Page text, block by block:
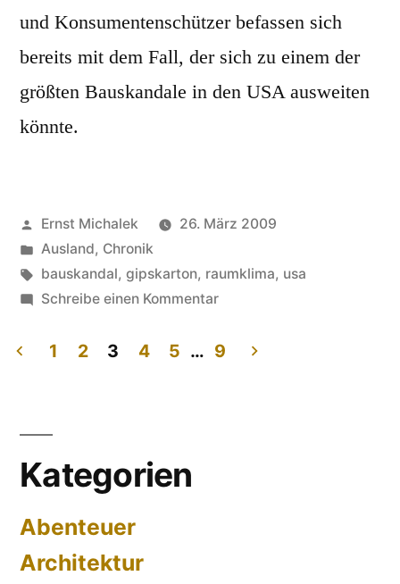
und Konsumentenschützer befassen sich
bereits mit dem Fall, der sich zu einem der
größten Bauskandale in den USA ausweiten
könnte.
Veröffentlicht
von
Ernst Michalek
26. März 2009
Veröffentlicht
unter
Ausland, Chronik
Schlagwörter:
bauskandal, gipskarton, raumklima, usa
Schreibe einen Kommentarzu
stinkenden
der
Beiträge
1 2 3 4 5 … 9
Kategorien
Abenteuer
Architektur